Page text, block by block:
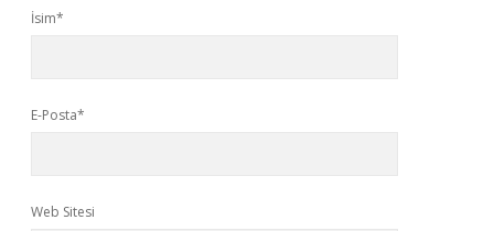
İsim*
E-Posta*
Web Sitesi